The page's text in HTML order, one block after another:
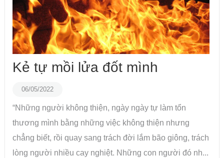
Kẻ tự mồi lửa đốt mình
06/05/2022
“Những người không thiện, ngày ngày tự làm tổn
thương mình bằng những việc không thiện nhưng
chẳng biết, rồi quay sang trách đời lắm bão giông, trách
lòng người nhiều cay nghiệt. Những con người đó nh...